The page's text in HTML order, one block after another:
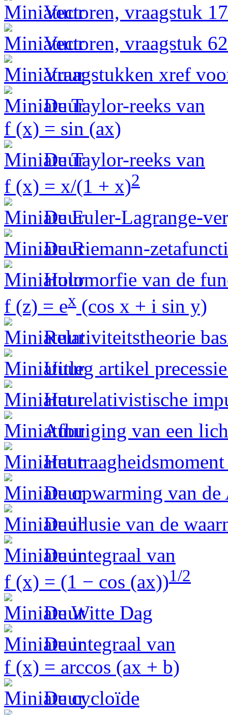
Vectoren, vraagstuk 17
Vectoren, vraagstuk 62
Vraagstukken xref
De Taylor-reeks van
f (x) = sin (ax)
De Taylor-reeks van
f (x) = x/(1 + x)2
De Euler-Lagrange-
De Riemann-
Holomorfie van de
f (z) = ex (cos x + i sin y)
Relativiteitstheorie
Uitleg artikel
Het relativistische
Afbuiging van een
Het
De opwarming van de
De illusie van de
De integraal van
f (x) = (1 − cos (ax))1/2
De Witte Dag
De integraal van
f (x) = arccos (ax + b)
De cycloïde